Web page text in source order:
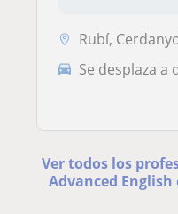
Rubí,
Se desplaza a
Ver todos los
Advanced